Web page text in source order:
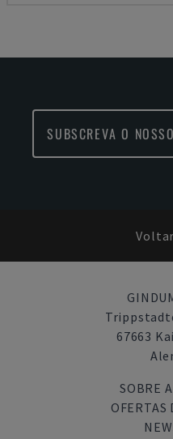
SUBSCREVA O
67663
SOBRE
OFERTAS